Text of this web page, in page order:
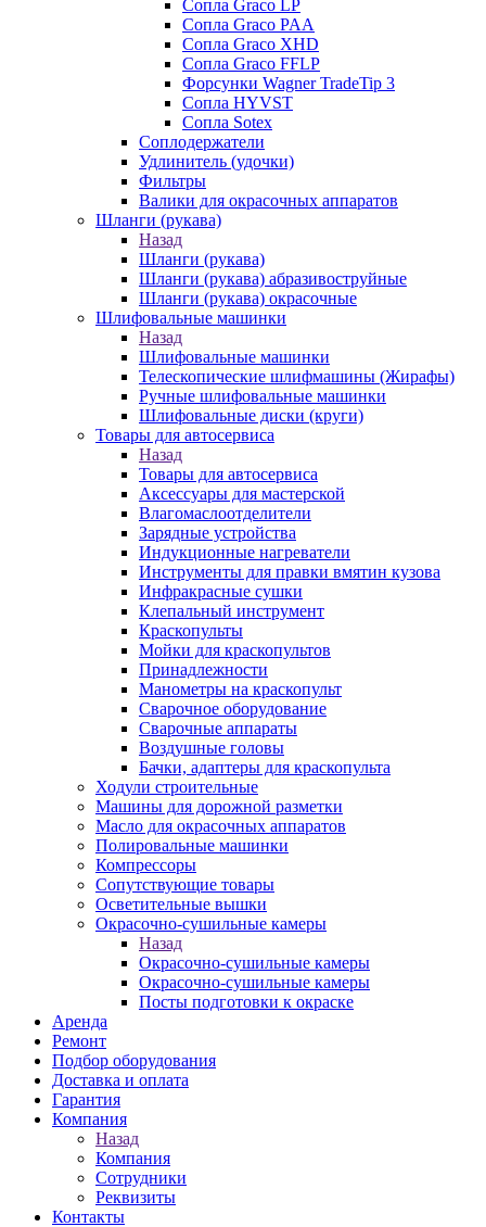
Сопла Graco LP
Сопла Graco PAA
Сопла Graco XHD
Сопла Graco FFLP
Форсунки Wagner TradeTip 3
Сопла HYVST
Сопла Sotex
Соплодержатели
Удлинитель (удочки)
Фильтры
Валики для окрасочных аппаратов
Шланги (рукава)
Назад
Шланги (рукава)
Шланги (рукава) абразивоструйные
Шланги (рукава) окрасочные
Шлифовальные машинки
Назад
Шлифовальные машинки
Телескопические шлифмашины (Жирафы)
Ручные шлифовальные машинки
Шлифовальные диски (круги)
Товары для автосервиса
Назад
Товары для автосервиса
Аксессуары для мастерской
Влагомаслоотделители
Зарядные устройства
Индукционные нагреватели
Инструменты для правки вмятин кузова
Инфракрасные сушки
Клепальный инструмент
Краскопульты
Мойки для краскопультов
Принадлежности
Манометры на краскопульт
Сварочное оборудование
Сварочные аппараты
Воздушные головы
Бачки, адаптеры для краскопульта
Ходули строительные
Машины для дорожной разметки
Масло для окрасочных аппаратов
Полировальные машинки
Компрессоры
Сопутствующие товары
Осветительные вышки
Окрасочно-сушильные камеры
Назад
Окрасочно-сушильные камеры
Окрасочно-сушильные камеры
Посты подготовки к окраске
Аренда
Ремонт
Подбор оборудования
Доставка и оплата
Гарантия
Компания
Назад
Компания
Сотрудники
Реквизиты
Контакты